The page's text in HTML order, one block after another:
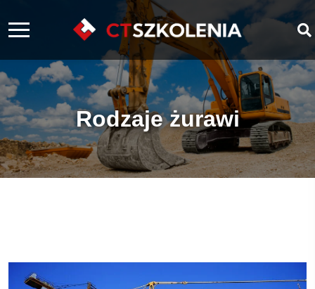
Rodzaje żurawi